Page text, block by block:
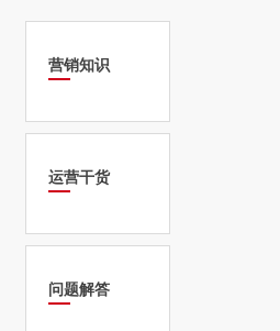
营销知识
运营干货
问题解答